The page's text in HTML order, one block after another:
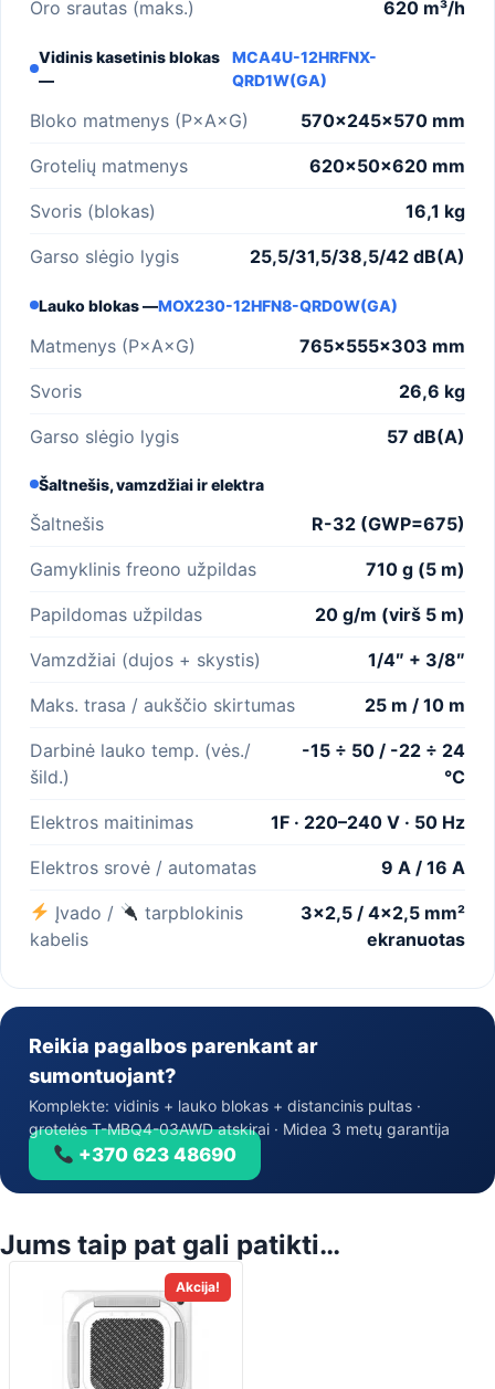
Oro srautas (maks.) 620 m³/h
Vidinis kasetinis blokas
—
MCA4U-12HRFNX-
QRD1W(GA)
Bloko matmenys (P×A×G) 570×245×570 mm
Grotelių matmenys 620×50×620 mm
Svoris (blokas) 16,1 kg
Garso slėgio lygis 25,5/31,5/38,5/42 dB(A)
Lauko blokas —MOX230-12HFN8-QRD0W(GA)
Matmenys (P×A×G) 765×555×303 mm
Svoris 26,6 kg
Garso slėgio lygis 57 dB(A)
Šaltnešis, vamzdžiai ir elektra
Šaltnešis R-32 (GWP=675)
Gamyklinis freono užpildas 710 g (5 m)
Papildomas užpildas 20 g/m (virš 5 m)
Vamzdžiai (dujos + skystis) 1/4″ + 3/8″
Maks. trasa / aukščio skirtumas 25 m / 10 m
Darbinė lauko temp. (vės./
šild.)
-15 ÷ 50 / -22 ÷ 24
°C
Elektros maitinimas 1F · 220–240 V · 50 Hz
Elektros srovė / automatas 9 A / 16 A
Įvado /
tarpblokinis
kabelis
3×2,5 / 4×2,5 mm²
ekranuotas
Reikia pagalbos parenkant ar
sumontuojant?
Komplekte: vidinis + lauko blokas + distancinis pultas ·
grotelės T-MBQ4-03AWD atskirai · Midea 3 metų garantija
+370 623 48690
Jums taip pat gali patikti…
Akcija!